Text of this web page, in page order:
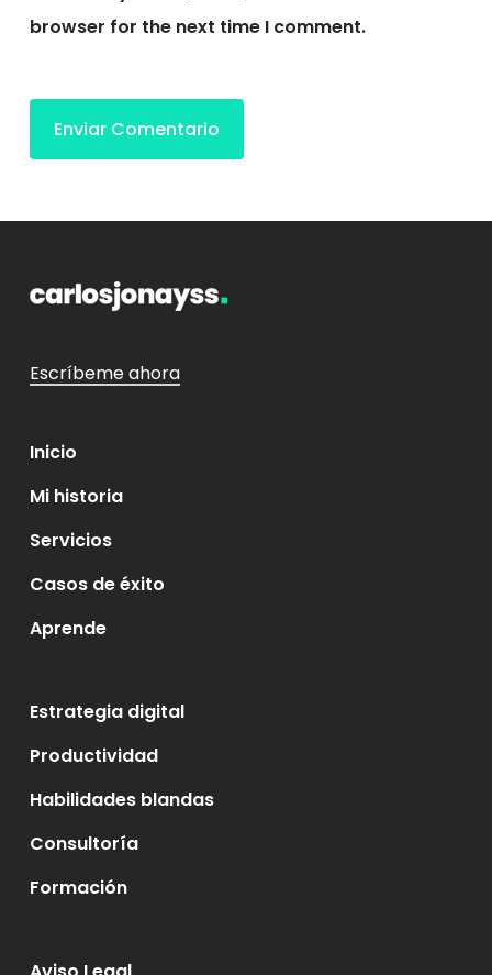
browser for the next time I comment.
Escríbeme ahora
Inicio
Mi historia
Servicios
Casos de éxito
Aprende
Estrategia digital
Productividad
Habilidades blandas
Consultoría
Formación